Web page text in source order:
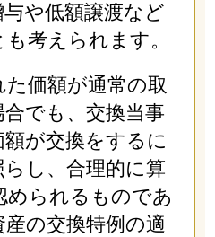
や低額譲渡など
考えられます。
価額が通常の取
でも、交換当事
が交換をするに
し、合理的に算
められるものであ
の交換特例の適